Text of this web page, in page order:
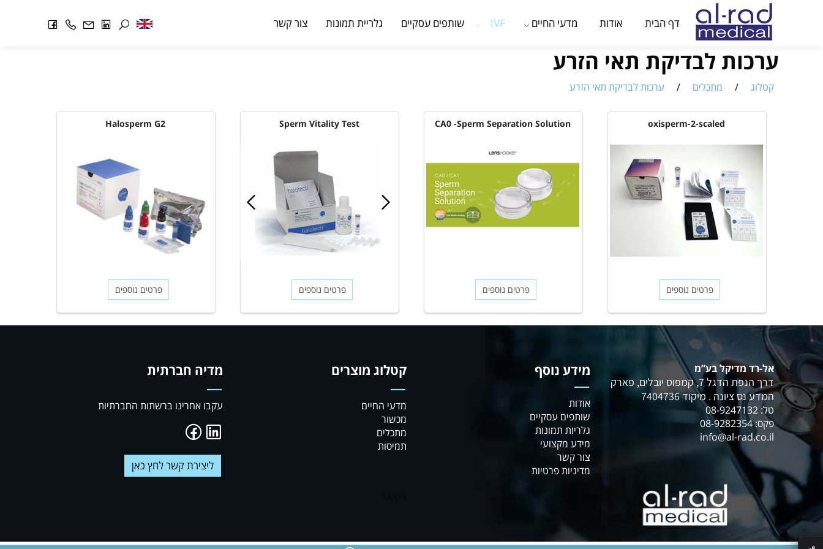
דף הבית אודות מדעי החיים IVF שותפים עסקיים גלריית תמונות צור קשר
ערכות לבדיקת תאי הזרע
קטלוג / מתכלים / ערכות לבדיקת תאי הזרע
oxisperm-2-scaled
פרטים נוספים
CA0 -Sperm Separation Solution
פרטים נוספים
Sperm Vitality Test
פרטים נוספים
Halosperm G2
פרטים נוספים
אל-רד מדיקל בע”מ
דרך הנפת הדגל 7, קמפוס יובלים, פארק
המדע נס ציונה . מיקוד 7404736
טל: 08-9247132
פקס: 08-9282354
info@al-rad.co.il
מידע נוסף
אודות
שותפים עסקיים
גלריות תמונות
מידע מקצועי
צור קשר
מדיניות פרטיות
קטלוג מוצרים
מדעי החיים
מכשור
מתכלים
תמיסות
מדיה חברתית
עקבו אחרינו ברשתות החברתיות
ליצירת קשר לחץ כאן
✕